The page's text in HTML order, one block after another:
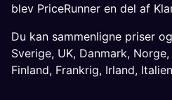
blev PriceRunner en del af
Du kan sammenligne priser
Sverige, UK, Danmark, Norge,
Finland, Frankrig, Irland, Italien